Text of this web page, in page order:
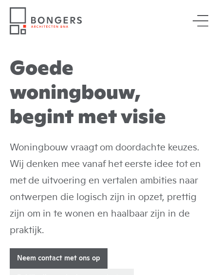
Goede
woningbouw,
begint met visie
Woningbouw vraagt om doordachte keuzes.
Wij denken mee vanaf het eerste idee tot en
met de uitvoering en vertalen ambities naar
ontwerpen die logisch zijn in opzet, prettig
zijn om in te wonen en haalbaar zijn in de
praktijk.
Neem contact met ons op